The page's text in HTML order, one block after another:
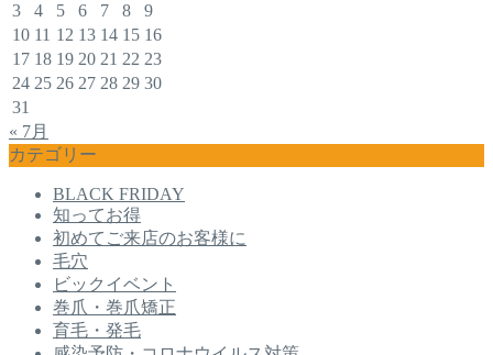
3
4 5 6 7 8
9
10 11 12 13 14 15 16
17 18 19 20 21 22 23
24 25 26 27 28 29 30
31
« 7月
カテゴリー
BLACK FRIDAY
知ってお得
初めてご来店のお客様に
毛穴
ビックイベント
巻爪・巻爪矯正
育毛・発毛